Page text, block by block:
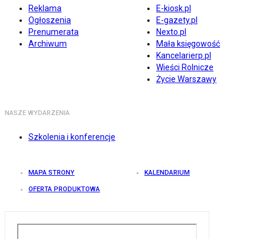
Reklama
Ogłoszenia
Prenumerata
Archiwum
E-kiosk.pl
E-gazety.pl
Nexto.pl
Mała księgowość
Kancelarierp.pl
Wieści Rolnicze
Życie Warszawy
NASZE WYDARZENIA
Szkolenia i konferencje
MAPA STRONY KALENDARIUM
OFERTA PRODUKTOWA